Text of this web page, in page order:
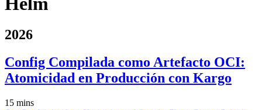
2026
Config Compilada como Artefacto OCI:
Atomicidad en Producción con Kargo
15 mins